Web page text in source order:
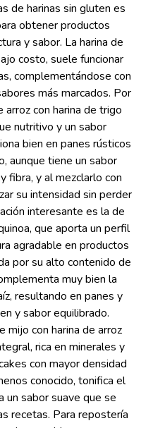
de harinas sin gluten es
obtener productos
y sabor. La harina de
costo, suele funcionar
complementándose con
más marcados. Por
arroz con harina de trigo
nutritivo y un sabor
bien en panes rústicos
aunque tiene un sabor
fibra, y al mezclarlo con
su intensidad sin perder
interesante es la de
que aporta un perfil
agradable en productos
por su alto contenido de
muy bien la
resultando en panes y
y sabor equilibrado.
mijo con harina de arroz
rica en minerales y
con mayor densidad
conocido, tonifica el
sabor suave que se
recetas. Para repostería